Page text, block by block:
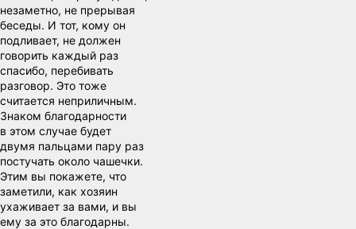
незаметно, не прерывая
беседы. И тот, кому он
подливает, не должен
говорить каждый раз
спасибо, перебивать
разговор. Это тоже
считается неприличным.
Знаком благодарности
в этом случае будет
двумя пальцами пару раз
постучать около чашечки.
Этим вы покажете, что
заметили, как хозяин
ухаживает за вами, и вы
ему за это благодарны.